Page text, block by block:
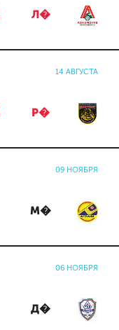
Л�
14 АВГУСТА
Р�
09 НОЯБРЯ
М�
06 НОЯБРЯ
Д�